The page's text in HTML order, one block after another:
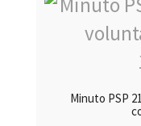
Minuto PSP